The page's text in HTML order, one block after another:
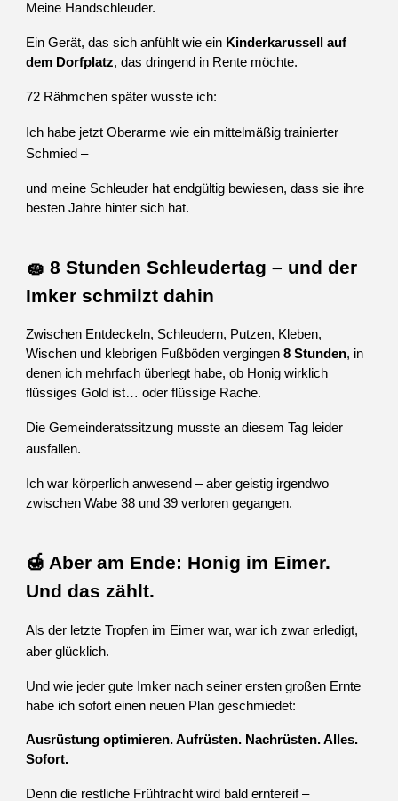
Meine Handschleuder.
Ein Gerät, das sich anfühlt wie ein Kinderkarussell auf
dem Dorfplatz, das dringend in Rente möchte.
72 Rähmchen später wusste ich:
Ich habe jetzt Oberarme wie ein mittelmäßig trainierter
Schmied –
und meine Schleuder hat endgültig bewiesen, dass sie ihre
besten Jahre hinter sich hat.
🧽 8 Stunden Schleudertag – und der
Imker schmilzt dahin
Zwischen Entdeckeln, Schleudern, Putzen, Kleben,
Wischen und klebrigen Fußböden vergingen8 Stunden, in
denen ich mehrfach überlegt habe, ob Honig wirklich
flüssiges Gold ist… oder flüssige Rache.
Die Gemeinderatssitzung musste an diesem Tag leider
ausfallen.
Ich war körperlich anwesend – aber geistig irgendwo
zwischen Wabe 38 und 39 verloren gegangen.
🍯 Aber am Ende: Honig im Eimer.
Und das zählt.
Als der letzte Tropfen im Eimer war, war ich zwar erledigt,
aber glücklich.
Und wie jeder gute Imker nach seiner ersten großen Ernte
habe ich sofort einen neuen Plan geschmiedet:
Ausrüstung optimieren. Aufrüsten. Nachrüsten. Alles.
Sofort.
Denn die restliche Frühtracht wird bald erntereif –